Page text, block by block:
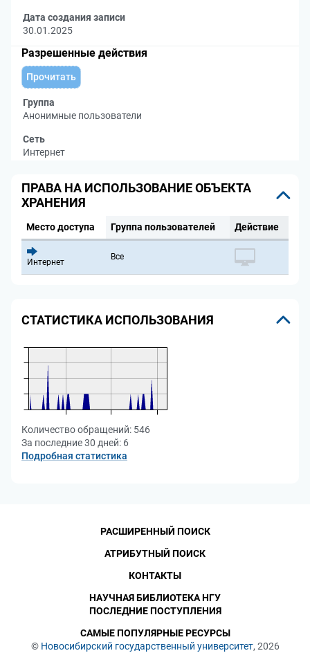
Дата создания записи
30.01.2025
Разрешенные действия
Прочитать
Группа
Анонимные пользователи
Сеть
Интернет
ПРАВА НА ИСПОЛЬЗОВАНИЕ ОБЪЕКТА
ХРАНЕНИЯ
Место доступа Группа пользователей Действие
Интернет
Все
СТАТИСТИКА ИСПОЛЬЗОВАНИЯ
Количество обращений: 546
За последние 30 дней: 6
Подробная статистика
© Новосибирский государственный университет, 2026
РАСШИРЕННЫЙ ПОИСК
АТРИБУТНЫЙ ПОИСК
КОНТАКТЫ
НАУЧНАЯ БИБЛИОТЕКА НГУ
ПОСЛЕДНИЕ ПОСТУПЛЕНИЯ
САМЫЕ ПОПУЛЯРНЫЕ РЕСУРСЫ